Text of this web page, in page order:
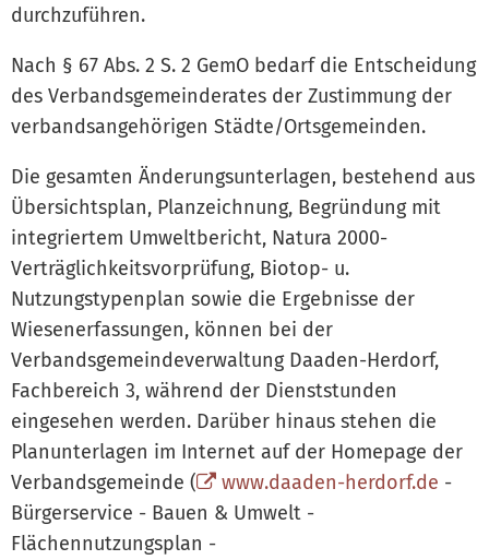
durchzuführen.
Nach § 67 Abs. 2 S. 2 GemO bedarf die Entscheidung
des Verbandsgemeinderates der Zustimmung der
verbandsangehörigen Städte/Ortsgemeinden.
Die gesamten Änderungsunterlagen, bestehend aus
Übersichtsplan, Planzeichnung, Begründung mit
integriertem Umweltbericht, Natura 2000-
Verträglichkeitsvorprüfung, Biotop- u.
Nutzungstypenplan sowie die Ergebnisse der
Wiesenerfassungen, können bei der
Verbandsgemeindeverwaltung Daaden-Herdorf,
Fachbereich 3, während der Dienststunden
eingesehen werden. Darüber hinaus stehen die
Planunterlagen im Internet auf der Homepage der
Verbandsgemeinde (
www.daaden-herdorf.de -
Bürgerservice - Bauen & Umwelt -
Flächennutzungsplan -